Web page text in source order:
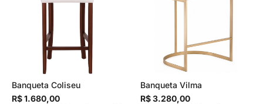
Banqueta Coliseu
R$ 1.680,00
Banqueta Vilma
R$ 3.280,00